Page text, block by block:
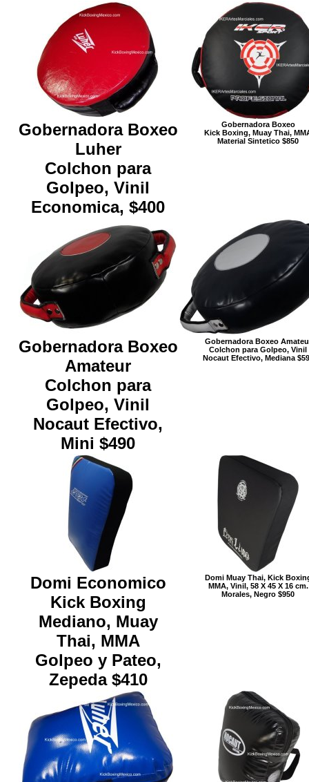
Gobernadora Boxeo
Luher
Colchon para
Golpeo, Vinil
Economica, $400
Gobernadora Boxeo
Kick Boxing, Muay Thai,
Material Sintetico $850
Gobernadora Boxeo
Amateur
Colchon para
Golpeo, Vinil
Nocaut Efectivo,
Mini $490
Gobernadora Boxeo
Colchon para Golpeo, Vinil
Nocaut Efectivo, Mediana
Domi Economico
Kick Boxing
Mediano, Muay
Thai, MMA
Golpeo y Pateo,
Zepeda $410
Domi Muay Thai, Kick
MMA, Vinil, 58 X 45 X 16 cm.
Morales, Negro $950